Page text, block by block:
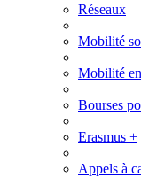
Réseaux
Mobilité
Mobilité
Bourses
Erasmus +
Appels à